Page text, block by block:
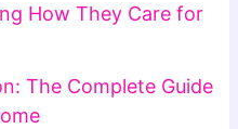
How They Care for
The Complete Guide